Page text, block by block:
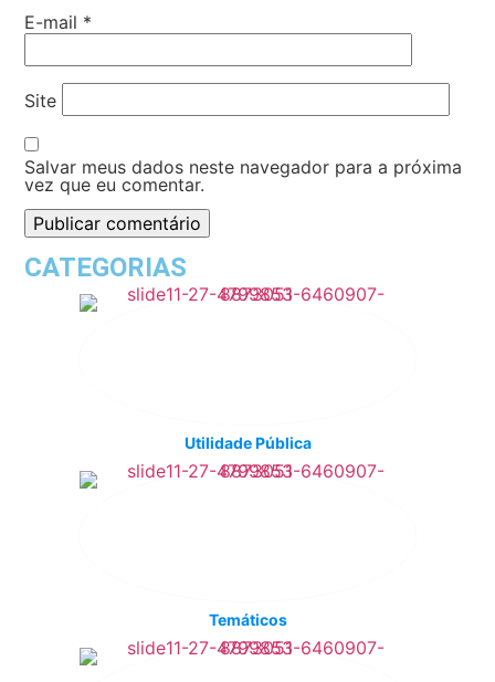
E-mail *
Site
Salvar meus dados neste navegador para a próxima
vez que eu comentar.
CATEGORIAS
Utilidade Pública
Temáticos